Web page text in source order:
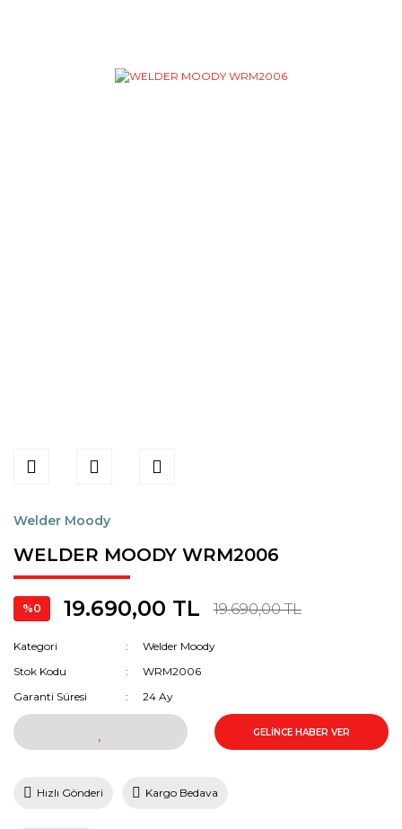
Welder Moody
WELDER MOODY WRM2006
%0 19.690,00 TL 19.690,00 TL
Kategori
Welder Moody
Stok Kodu
WRM2006
Garanti Süresi
24 Ay
GELİNCE HABER VER
Hızlı Gönderi Kargo Bedava